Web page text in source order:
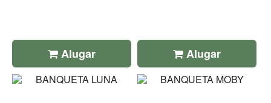
Alugar Alugar